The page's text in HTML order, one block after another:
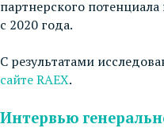
партнерского потенциала
с 2020 года.
С результатами
сайте RAEX.
Интервью